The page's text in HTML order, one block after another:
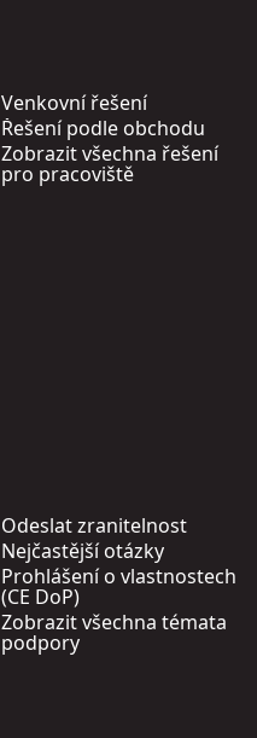
Venkovní řešení
Řešení podle obchodu
Zobrazit všechna řešení
pro pracoviště
Odeslat zranitelnost
Nejčastější otázky
Prohlášení o vlastnostech
(CE DoP)
Zobrazit všechna témata
podpory